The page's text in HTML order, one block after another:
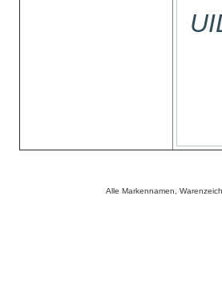
Alle Markennamen,